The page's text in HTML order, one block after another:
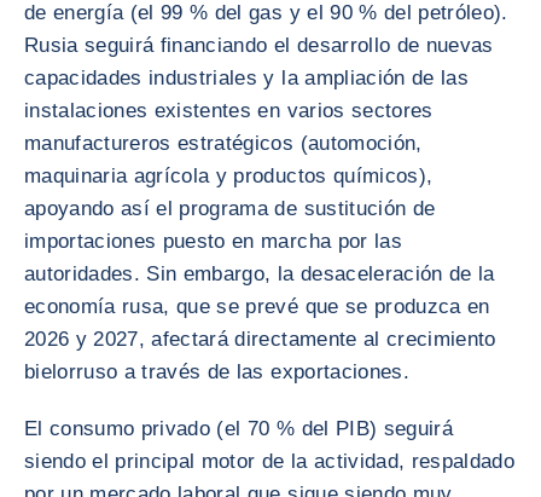
de energía (el 99 % del gas y el 90 % del petróleo).
Rusia seguirá financiando el desarrollo de nuevas
capacidades industriales y la ampliación de las
instalaciones existentes en varios sectores
manufactureros estratégicos (automoción,
maquinaria agrícola y productos químicos),
apoyando así el programa de sustitución de
importaciones puesto en marcha por las
autoridades. Sin embargo, la desaceleración de la
economía rusa, que se prevé que se produzca en
2026 y 2027, afectará directamente al crecimiento
bielorruso a través de las exportaciones.
El consumo privado (el 70 % del PIB) seguirá
siendo el principal motor de la actividad, respaldado